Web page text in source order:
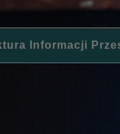
Informacji